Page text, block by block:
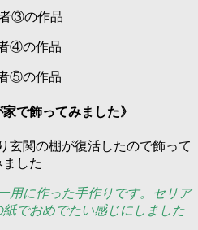
③の作品
④の作品
⑤の作品
で飾ってみました》
玄関の棚が復活したので飾って
ました
用に作った手作りです。セリア
でおめでたい感じにしました